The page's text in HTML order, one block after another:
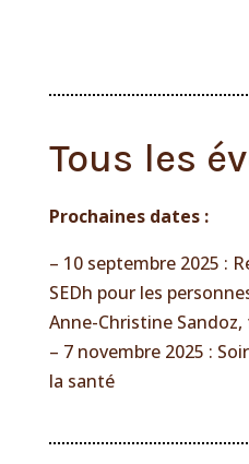
Tous les
Prochaines dates :
– 10 septembre 2025 :
SEDh pour les
Anne-Christine
– 7 novembre 2025 :
la santé